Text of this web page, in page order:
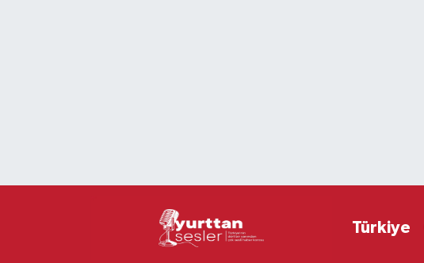
Türkiye
Süper Lig Puan Durumu ve Fikstür